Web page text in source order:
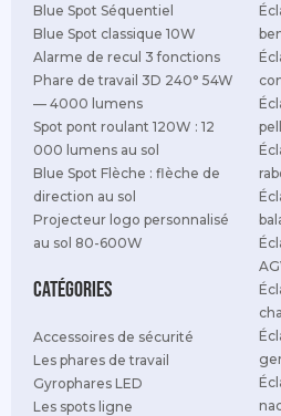
Blue Spot Séquentiel
Blue Spot classique 10W
Alarme de recul 3 fonctions
Phare de travail 3D 240° 54W
— 4000 lumens
Spot pont roulant 120W : 12
000 lumens au sol
Blue Spot Flèche : flèche de
direction au sol
Projecteur logo personnalisé
au sol 80-600W
Catégories
Accessoires de sécurité
Les phares de travail
Gyrophares LED
Les spots ligne